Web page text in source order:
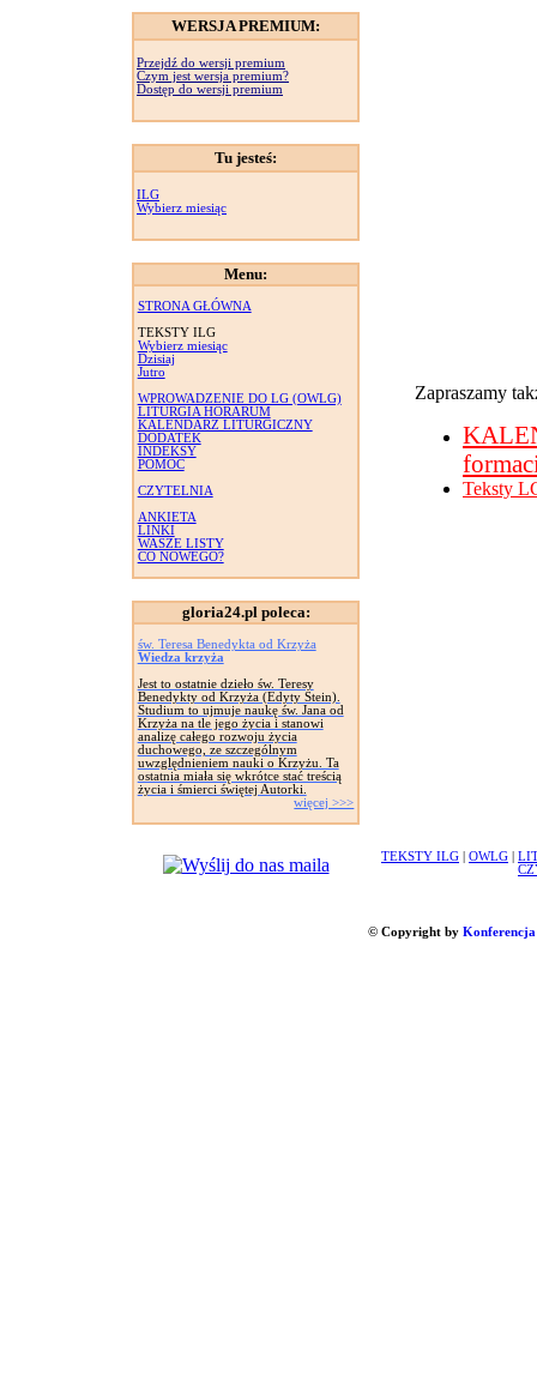
WERSJA PREMIUM:
Przejdź do wersji premium
Czym jest wersja premium?
Dostęp do wersji premium
Tu jesteś:
ILG
Wybierz miesiąc
Menu:
STRONA GŁÓWNA
TEKSTY ILG
Wybierz miesiąc
Dzisiaj
Jutro
WPROWADZENIE DO LG (OWLG)
LITURGIA HORARUM
KALENDARZ LITURGICZNY
DODATEK
INDEKSY
POMOC
CZYTELNIA
ANKIETA
LINKI
WASZE LISTY
CO NOWEGO?
gloria24.pl poleca:
św. Teresa Benedykta od Krzyża
Wiedza krzyża
Jest to ostatnie dzieło św. Teresy
Benedykty od Krzyża (Edyty Stein).
Studium to ujmuje naukę św. Jana od
Krzyża na tle jego życia i stanowi
analizę całego rozwoju życia
duchowego, ze szczególnym
uwzględnieniem nauki o Krzyżu. Ta
ostatnia miała się wkrótce stać treścią
życia i śmierci świętej Autorki.
więcej >>>
Zapraszamy
Teksty
TEKSTY ILG OWLG
© Copyright by Konferencja